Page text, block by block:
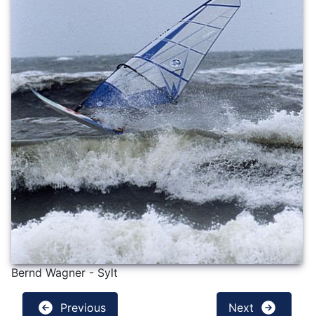
Bernd Wagner - Sylt
Previous Next